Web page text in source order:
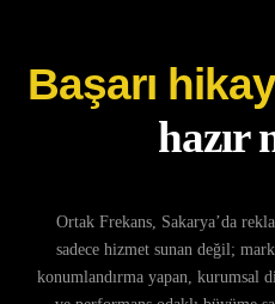
Başarı
hazır
Ortak Frekans, Sakarya’da
sadece hizmet sunan değil;
konumlandırma yapan, kurumsal